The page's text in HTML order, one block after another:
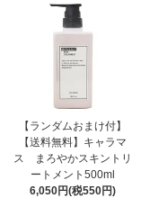
【ランダムおまけ付】
【送料無料】キャラマ
ス まろやかスキントリ
ートメント500ml
6,050円(税550円)